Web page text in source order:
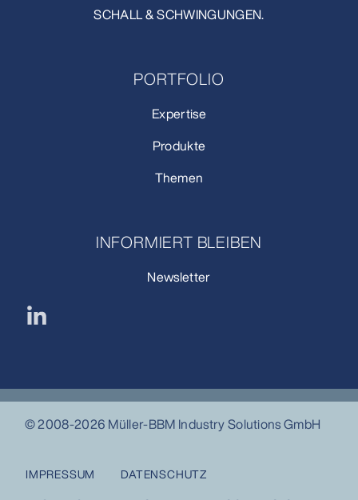
SCHALL & SCHWINGUNGEN.
PORTFOLIO
Expertise
Produkte
Themen
INFORMIERT BLEIBEN
Newsletter
© 2008-2026 Müller-BBM Industry Solutions GmbH
IMPRESSUM
DATENSCHUTZ